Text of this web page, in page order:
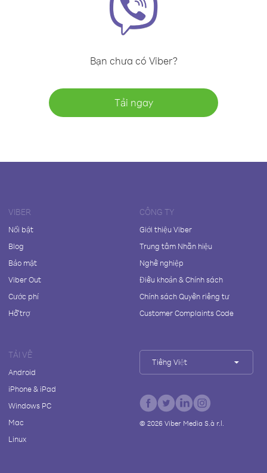
Bạn chưa có Viber?
Tải ngay
VIBER
Nổi bật
Blog
Bảo mật
Viber Out
Cước phí
Hỗ trợ
CÔNG TY
Giới thiệu Viber
Trung tâm Nhãn hiệu
Nghề nghiệp
Điều khoản & Chính sách
Chính sách Quyền riêng tư
Customer Complaints Code
TẢI VỀ
Android
iPhone & iPad
Windows PC
Mac
Linux
Tiếng Việt
© 2026Viber Media S.à r.l.